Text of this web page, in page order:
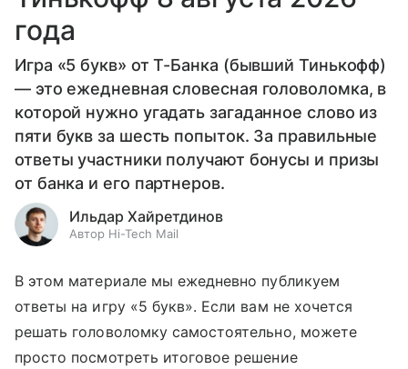
года
Игра «5 букв» от Т-Банка (бывший Тинькофф)
— это ежедневная словесная головоломка, в
которой нужно угадать загаданное слово из
пяти букв за шесть попыток. За правильные
ответы участники получают бонусы и призы
от банка и его партнеров.
Ильдар Хайретдинов
Автор Hi-Tech Mail
В этом материале мы ежедневно публикуем
ответы на игру «5 букв». Если вам не хочется
решать головоломку самостоятельно, можете
просто посмотреть итоговое решение